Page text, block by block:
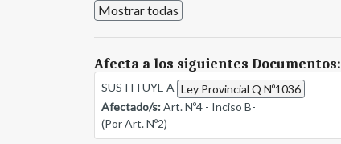
Mostrar todas
Afecta a los siguientes Documentos:
SUSTITUYE A Ley Provincial Q Nº1036
Afectado/s:Art. Nº4 - Inciso B-
(Por Art. Nº2)